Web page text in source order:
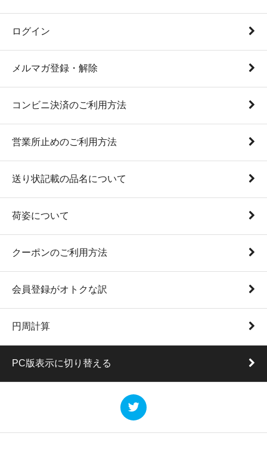
ログイン
メルマガ登録・解除
コンビニ決済のご利用方法
営業所止めのご利用方法
送り状記載の品名について
荷姿について
クーポンのご利用方法
会員登録がオトクな訳
円周計算
PC版表示に切り替える